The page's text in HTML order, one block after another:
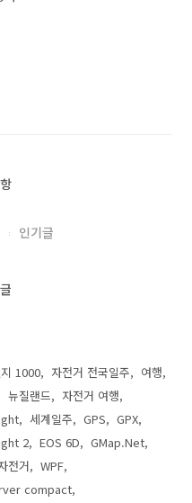
인기글
1000 자전거 전국일주
여행
뉴질랜드
자전거 여행
세계일주 GPS
GPX
2
EOS 6D
GMap.Net
전거
WPF
compact